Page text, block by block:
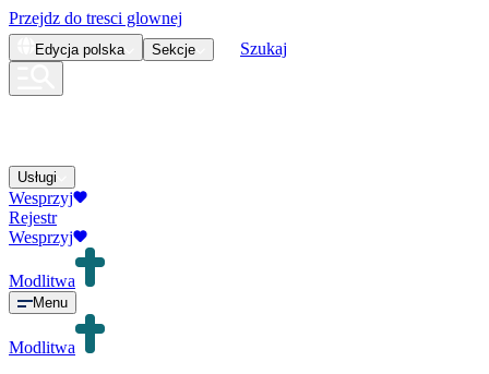
Przejdz do tresci glownej
Edycja polska Sekcje Szukaj
Usługi
Wesprzyj
Rejestr
Wesprzyj
Modlitwa
Menu
Modlitwa